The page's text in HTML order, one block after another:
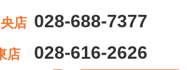
店 028-688-7377
店 028-616-2626